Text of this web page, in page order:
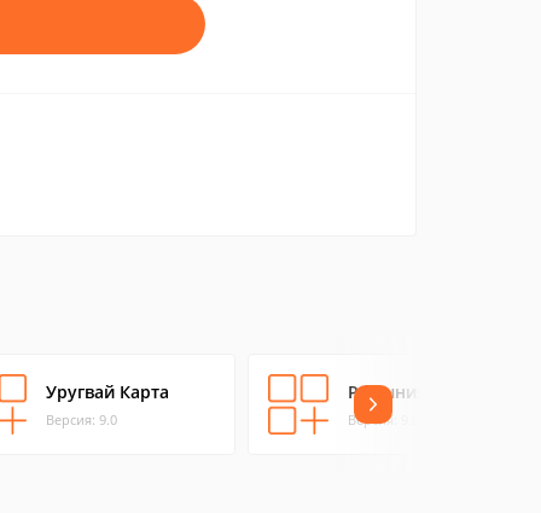
Уругвай Карта
Версия: 9.0
Румыния Карта
Версия: 9.0